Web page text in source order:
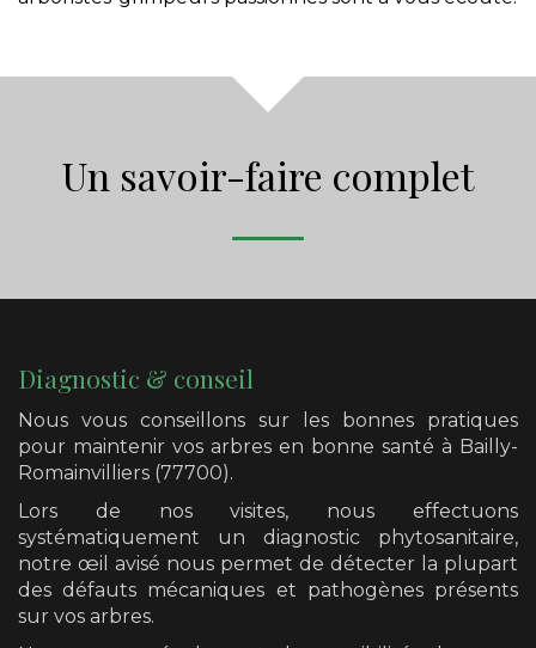
Un savoir-faire complet
Diagnostic & conseil
Nous vous conseillons sur les bonnes pratiques
pour maintenir vos arbres en bonne santé à Bailly-
Romainvilliers (77700).
Lors de nos visites, nous effectuons
systématiquement un diagnostic phytosanitaire,
notre œil avisé nous permet de détecter la plupart
des défauts mécaniques et pathogènes présents
sur vos arbres.